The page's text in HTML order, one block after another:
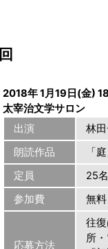
2018年 1月19日(金)
太宰治文学サロン
出演
林
朗読作品
「
定員
25
参加費
無料
応募方法
往
所